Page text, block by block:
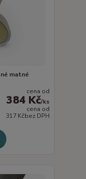
matné
cena od
384 Kč/ks
cena od
317 Kčbez DPH